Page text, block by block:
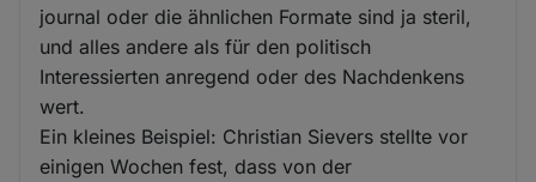
journal oder die ähnlichen Formate sind ja steril,
und alles andere als für den politisch
Interessierten anregend oder des Nachdenkens
wert.
Ein kleines Beispiel: Christian Sievers stellte vor
einigen Wochen fest, dass von der